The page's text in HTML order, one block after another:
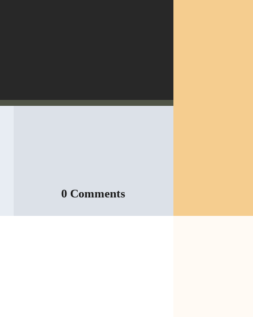
0 Comments